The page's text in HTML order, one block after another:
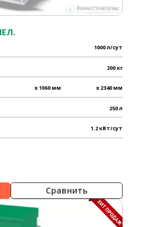
1000 л/сут
200 кг
x 1060 мм x 2340 мм
250 л
1.2 кВт/сут
Сравнить